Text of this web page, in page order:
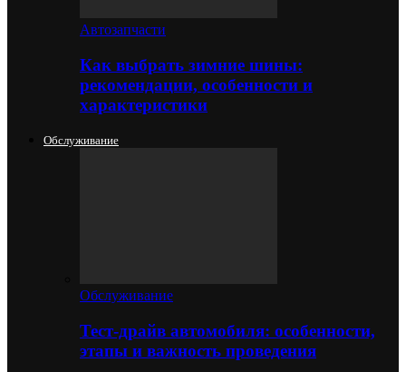
Автозапчасти
Как выбрать зимние шины:
рекомендации, особенности и
характеристики
Обслуживание
Обслуживание
Тест-драйв автомобиля: особенности,
этапы и важность проведения